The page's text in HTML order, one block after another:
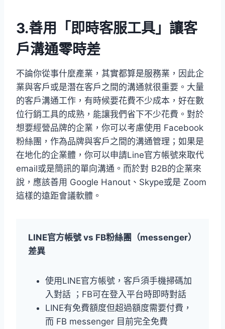
3.善用「即時客服工具」讓客
戶溝通零時差
不論你從事什麼產業，其實都算是服務業，因此企
業與客戶或是潛在客戶之間的溝通就很重要。大量
的客戶溝通工作，有時候要花費不少成本，好在數
位行銷工具的成熟，能讓我們省下不少花費。對於
想要經營品牌的企業，你可以考慮使用 Facebook
粉絲團，作為品牌與客戶之間的溝通管理；如果是
在地化的企業體，你可以申請Line官方帳號來取代
email或是簡訊的單向溝通。而於對 B2B的企業來
說，應該善用 Google Hanout、Skype或是 Zoom
這樣的遠距會議軟體。
LINE官方帳號 vs FB粉絲團（messenger）
差異
使用LINE官方帳號，客戶須手機掃碼加
入對話 ；FB可在登入平台時即時對話
LINE有免費額度但超過額度需要付費，
而 FB messenger 目前完全免費